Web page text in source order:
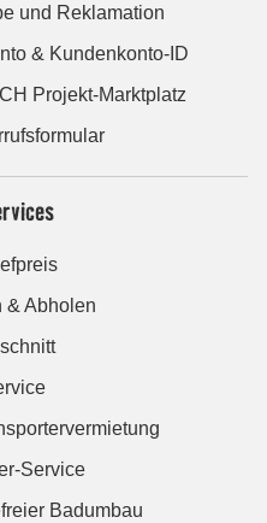
und Reklamation
& Kundenkonto-ID
Projekt-Marktplatz
& Abholen
Service
Badumbau